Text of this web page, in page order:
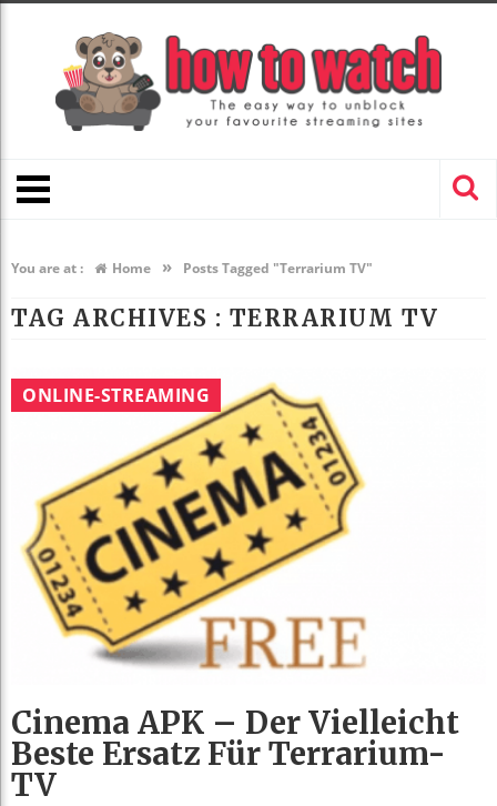
You are at : Home » Posts Tagged "Terrarium TV"
TAG ARCHIVES : TERRARIUM TV
ONLINE-STREAMING
Cinema APK – Der Vielleicht
Beste Ersatz Für Terrarium-
TV